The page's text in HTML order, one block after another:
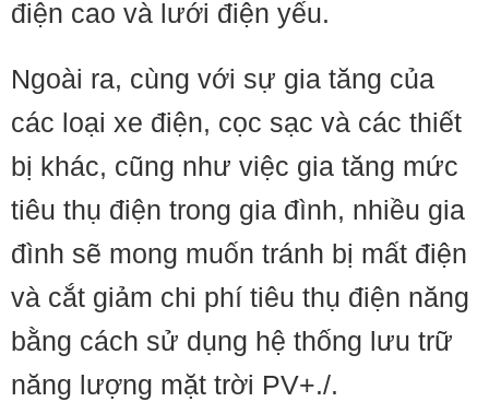
điện cao và lưới điện yếu.
Ngoài ra, cùng với sự gia tăng của
các loại xe điện, cọc sạc và các thiết
bị khác, cũng như việc gia tăng mức
tiêu thụ điện trong gia đình, nhiều gia
đình sẽ mong muốn tránh bị mất điện
và cắt giảm chi phí tiêu thụ điện năng
bằng cách sử dụng hệ thống lưu trữ
năng lượng mặt trời PV+./.